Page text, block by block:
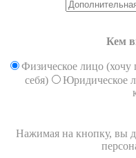
Кем
Физическое лицо (хочу
себя)
Юридическое
Нажимая на кнопку, вы